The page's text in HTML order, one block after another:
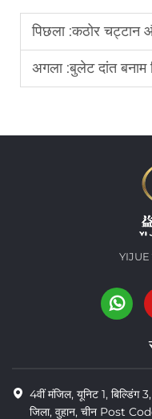
पिछला :कठोर चट्टान और मिट्टी में
अगला :बुलेट दांत बनाम सिंगल रोलर
YIJUE
4वीं मंजिल, यूनिट 1, बिल्डिंग
जिला, वुहान, चीन Post